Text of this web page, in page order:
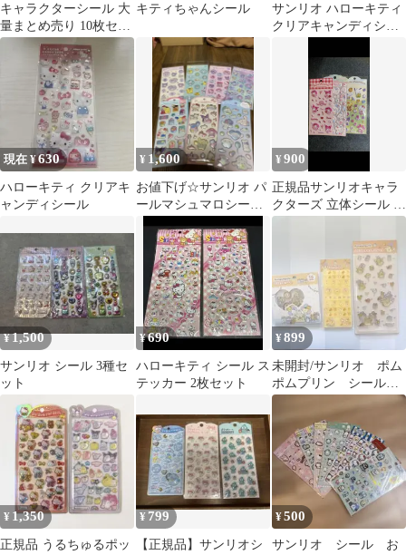
キャラクターシール 大
量まとめ売り 10枚セッ
ト
キティちゃんシール
サンリオ ハローキティ
クリアキャンディシー
現在 ¥630
ハローキティ クリアキ
ャンディシール
¥ 1,600
お値下げ☆サンリオ パ
ールマシュマロシール
ット
¥900
正規品サンリオキャラ
クターズ 立体シール 3
枚セット
¥1,500
サンリオ シール 3種セ
ット
¥690
ハローキティ シール ス
テッカー 2枚セット
¥899
未開封/サンリオ ポム
ポムプリン シールま
とめ売り
¥ 1,350
正規品 うるちゅるポッ
¥ 799
【正規品】サンリオシ
¥500
サンリオ シール お